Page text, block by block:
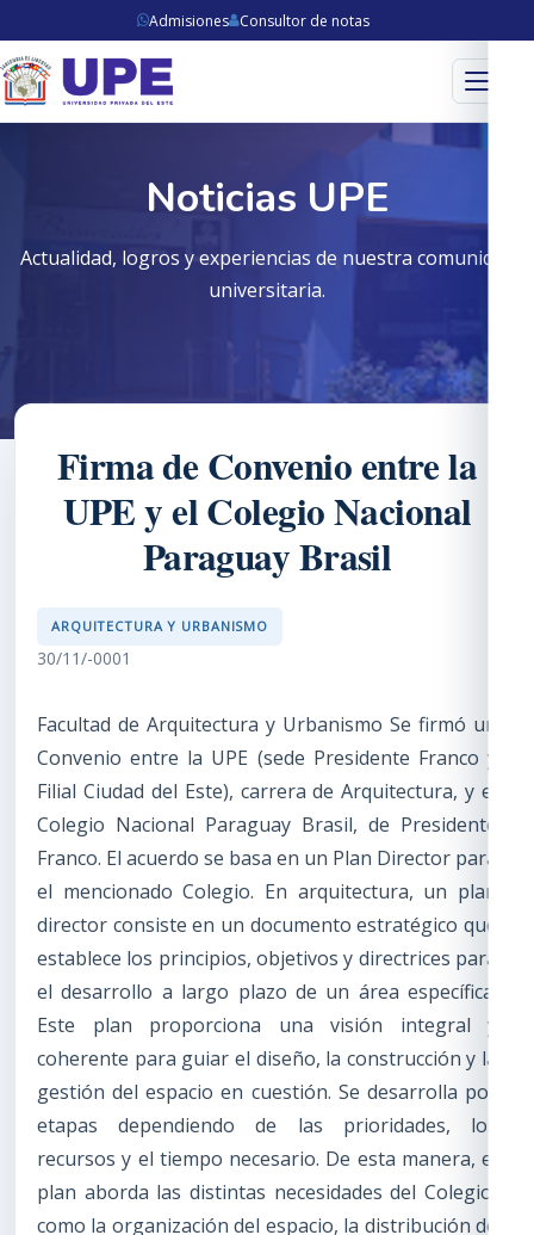
Admisiones Consultor de notas
Menú
Noticias UPE
Actualidad, logros y experiencias de nuestra comunidad
universitaria.
Firma de Convenio entre la
UPE y el Colegio Nacional
Paraguay Brasil
ARQUITECTURA Y URBANISMO
30/11/-0001
Facultad de Arquitectura y Urbanismo Se firmó un
Convenio entre la UPE (sede Presidente Franco y
Filial Ciudad del Este), carrera de Arquitectura, y el
Colegio Nacional Paraguay Brasil, de Presidente
Franco. El acuerdo se basa en un Plan Director para
el mencionado Colegio. En arquitectura, un plan
director consiste en un documento estratégico que
establece los principios, objetivos y directrices para
el desarrollo a largo plazo de un área específica.
Este plan proporciona una visión integral y
coherente para guiar el diseño, la construcción y la
gestión del espacio en cuestión. Se desarrolla por
etapas dependiendo de las prioridades, los
recursos y el tiempo necesario. De esta manera, el
plan aborda las distintas necesidades del Colegio,
como la organización del espacio, la distribución de